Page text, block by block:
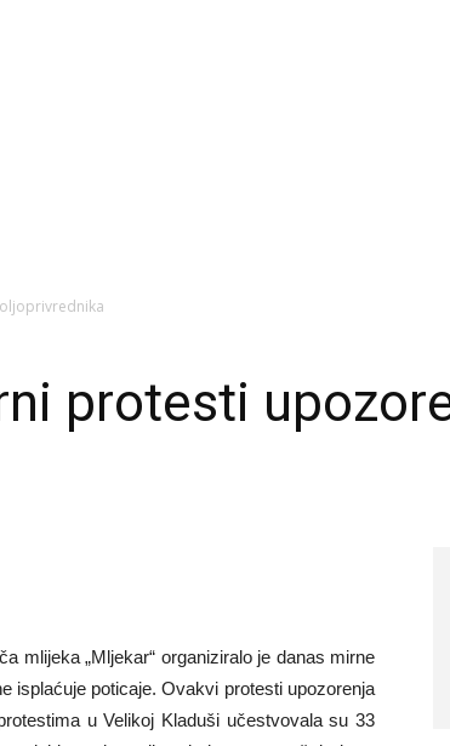
protesti
mlijeka „Mljekar“ organiziralo je danas mirne
isplaćuje poticaje. Ovakvi protesti upozorenja
u Velikoj Kladuši učestvovala su 33